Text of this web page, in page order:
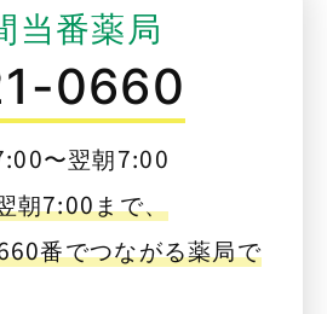
当番薬局
0660
〜翌朝7:00
朝7:00まで、
番でつながる薬局で